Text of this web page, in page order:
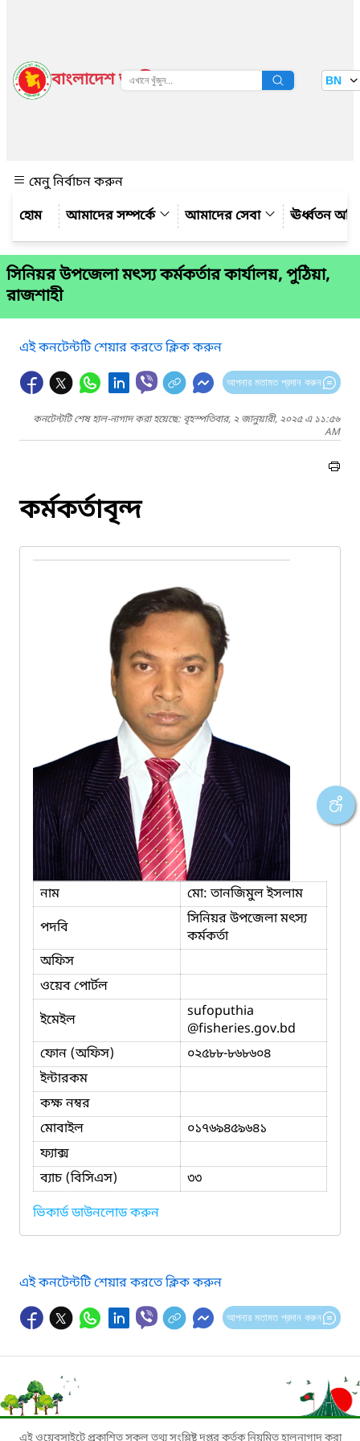
বাংলাদেশ জাতীয় তথ্য বাতায়ন BN
মেনু নির্বাচন করুন
আমাদের সম্পর্কে
আমাদের সেবা ঊর্ধ্বতন
সিনিয়র উপজেলা মৎস্য কর্মকর্তার কার্যালয়, পুঠিয়া,
রাজশাহী
এই কনটেন্টটি শেয়ার করতে ক্লিক করুন
আপনার মতামত প্রদান করুন
কনটেন্টটি শেষ হাল-নাগাদ করা হয়েছে: বৃহস্পতিবার, ২ জানুয়ারী, ২০২৫ এ ১১:৫৬
AM
কর্মকর্তাবৃন্দ
নাম
মো: তানজিমুল ইসলাম
পদবি
সিনিয়র উপজেলা মৎস্য
কর্মকর্তা
অফিস
ওয়েব পোর্টল
ইমেইল
sufoputhia
@fisheries.gov.bd
ফোন (অফিস)
০২৫৮৮-৮৬৮৬০৪
ইন্টারকম
কক্ষ নম্বর
মোবাইল
০১৭৬৯৪৫৯৬৪১
ফ্যাক্স
ব্যাচ (বিসিএস)
৩৩
ভিকার্ড ডাউনলোড করুন
এই কনটেন্টটি শেয়ার করতে ক্লিক করুন
আপনার মতামত প্রদান করুন
এই ওয়েবসাইটে প্রকাশিত সকল তথ্য সংশ্লিষ্ট দপ্তর কর্তৃক নিয়মিত হালনাগাদ করা